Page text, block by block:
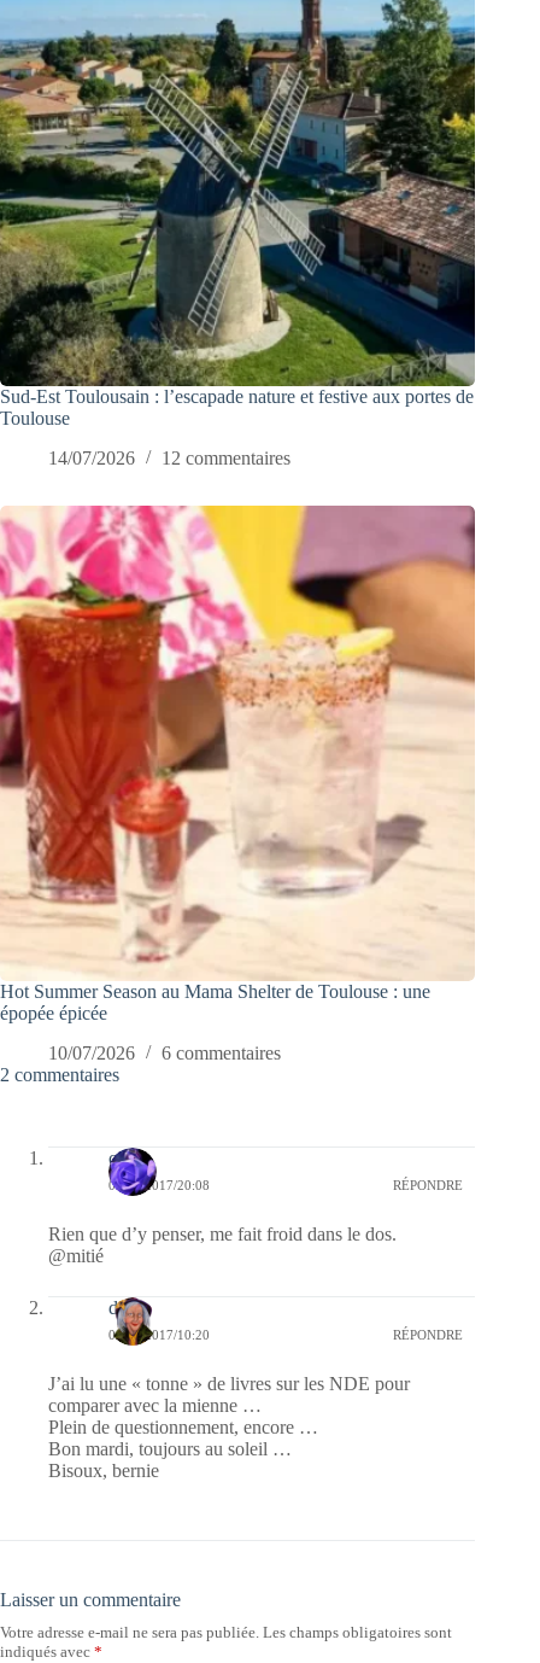
Sud-Est Toulousain : l’escapade nature et festive aux portes de
Toulouse
14/07/2026
12 commentaires
Hot Summer Season au Mama Shelter de Toulouse : une
épopée épicée
10/07/2026
6 commentaires
2 commentaires
covix
04/04/2017/20:08 RÉPONDRE
Rien que d’y penser, me fait froid dans le dos.
@mitié
dom
04/04/2017/10:20 RÉPONDRE
J’ai lu une « tonne » de livres sur les NDE pour
comparer avec la mienne …
Plein de questionnement, encore …
Bon mardi, toujours au soleil …
Bisoux, bernie
Laisser un commentaire
Votre adresse e-mail ne sera pas publiée. Les champs obligatoires sont
indiqués avec *